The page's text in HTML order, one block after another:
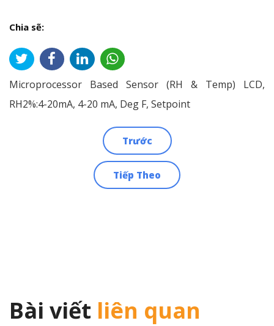
Chia sẽ:
Microprocessor Based Sensor (RH & Temp) LCD,
RH2%:4-20mA, 4-20 mA, Deg F, Setpoint
Trước
Tiếp Theo
Bài viết liên quan